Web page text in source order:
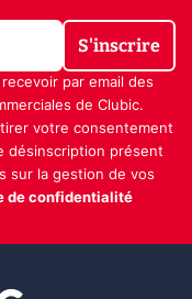
S'inscrire
par email des
de Clubic.
votre consentement
désinscription présent
sur la gestion de vos
de confidentialité